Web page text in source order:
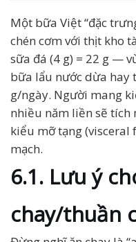
Một bữa Việt “đặc
chén cơm với thịt kho
sữa đá (4 g) = 22 g —
bữa lẩu nước dừa hay
g/ngày. Người mang
nhiều năm liền sẽ
kiểu mỡ tạng (visceral
mạch.
6.1. Lưu ý
chay/thuần